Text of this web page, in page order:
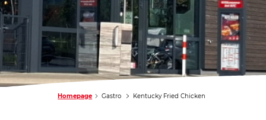
Homepage Gastro Kentucky Fried Chicken